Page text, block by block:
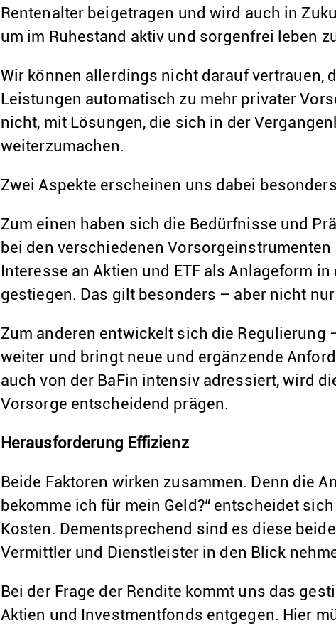
Rentenalter beigetragen und wird auch in
um im Ruhestand aktiv und sorgenfrei leben
Wir können allerdings nicht darauf vertrauen,
Leistungen automatisch zu mehr privater
nicht, mit Lösungen, die sich in der
weiterzumachen.
Zwei Aspekte erscheinen uns dabei
Zum einen haben sich die Bedürfnisse und
bei den verschiedenen
Interesse an Aktien und ETF als Anlageform
gestiegen. Das gilt besonders – aber nicht
Zum anderen entwickelt sich die Regulierung
weiter und bringt neue und ergänzende
auch von der BaFin intensiv adressiert, wird
Vorsorge entscheidend prägen.
Herausforderung Effizienz
Beide Faktoren wirken zusammen. Denn die
bekomme ich für mein Geld?“ entscheidet
Kosten. Dementsprechend sind es diese
Vermittler und Dienstleister in den Blick
Bei der Frage der Rendite kommt uns das
Aktien und Investmentfonds entgegen. Hier